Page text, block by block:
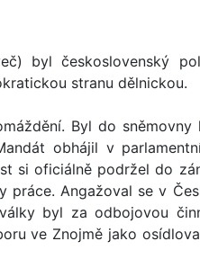
byl československý
stranu dělnickou.
Byl do
obhájil v
si oficiálně podržel do
Angažoval se v
byl za odbojovou
ve Znojmě jako